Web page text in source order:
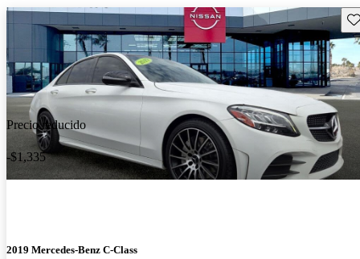
Precio reducido
-$1,335
2019 Mercedes-Benz C-Class